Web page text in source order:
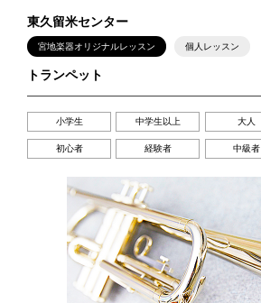
東久留米センター
宮地楽器オリジナルレッスン 個人レッスン
トランペット
小学生 中学生以上 大人
初心者 経験者 中級者